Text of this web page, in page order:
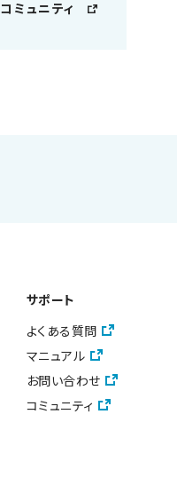
コミュニティ
サポート
よくある質問
マニュアル
お問い合わせ
コミュニティ